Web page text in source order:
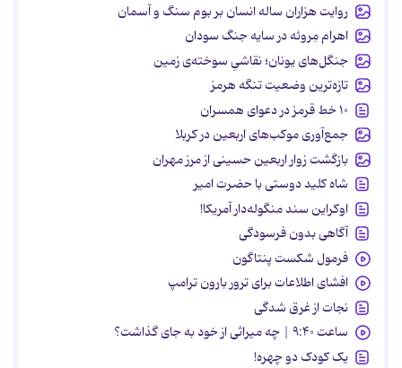
روایت هزاران ساله انسان بر بوم سنگ و آسمان
اهرام مِروئه در سایه جنگ سودان
جنگل‌های یونان؛ نقاشیِ سوخته‌ی زمین
تازه‌ترین وضعیت تنگه هرمز
۱۰ خط قرمز در دعوای همسران
جمع‌آوری موکب‌های اربعین در کربلا
بازگشت زوار اربعین حسینی از مرز مهران
شاه کلید دوستی با حضرت امیر
اوکراین سند منگوله‌دار آمریکا!
آگاهی بدون فرسودگی
فرمول شکست پنتاگون
افشای اطلاعات برای ترور بارون ترامپ
نجات از غرق شدگی
ساعت ۹:۴۰ | چه میراثی از خود به جای گذاشت؟
یک کودک دو چهره!